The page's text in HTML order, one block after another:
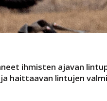
ihmisten ajavan
haittaavan lintujen